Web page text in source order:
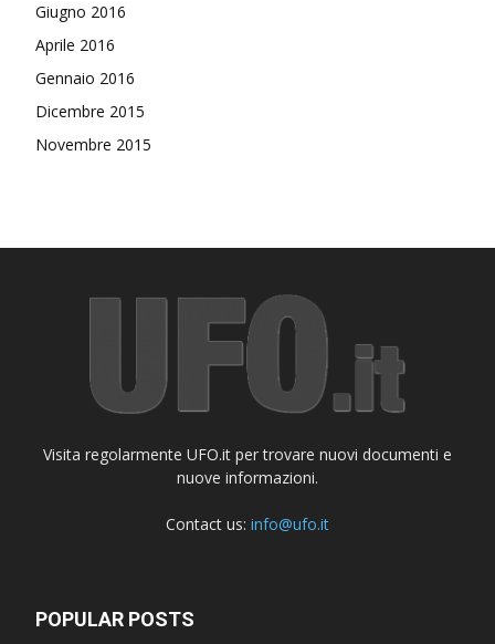
Giugno 2016
Aprile 2016
Gennaio 2016
Dicembre 2015
Novembre 2015
Visita regolarmente UFO.it per trovare nuovi documenti e
nuove informazioni.
Contact us: info@ufo.it
POPULAR POSTS